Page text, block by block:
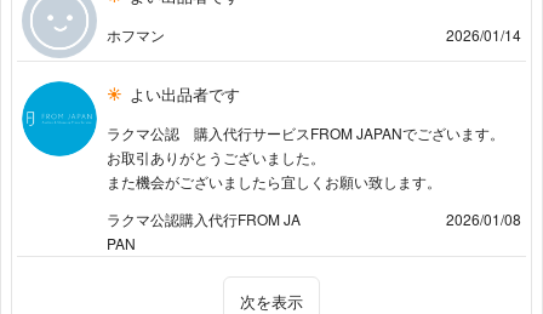
ホフマン 2026/01/14
よい出品者です
ラクマ公認 購入代行サービスFROM JAPANでございます。
お取引ありがとうございました。
また機会がございましたら宜しくお願い致します。
ラクマ公認購入代行FROM JA
PAN
2026/01/08
次を表示